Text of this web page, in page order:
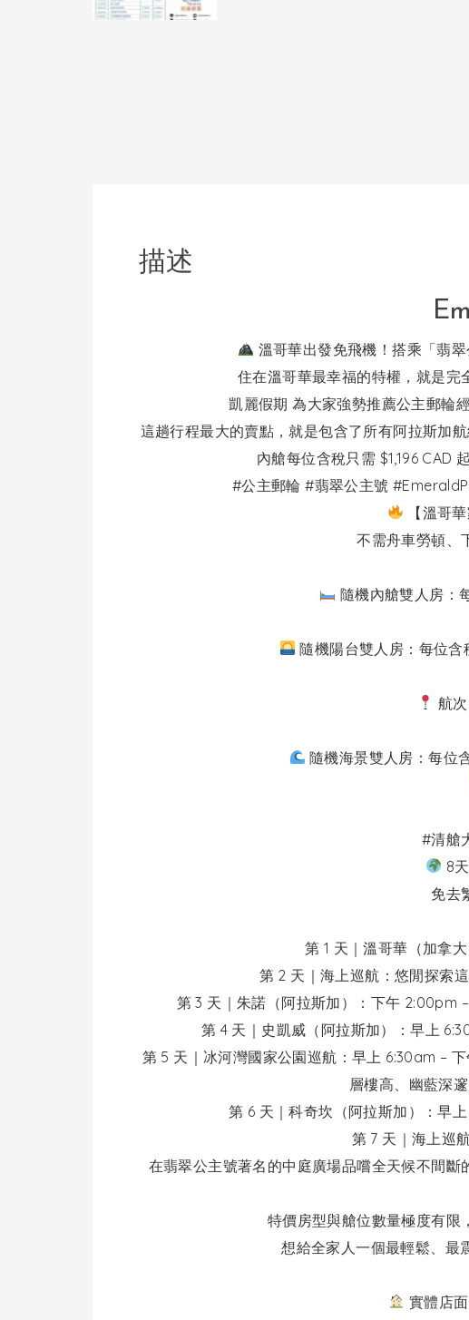
描述
溫哥華出發免飛機！搭乘「翡
住在溫哥華最幸福的特權，就是完
凱麗假期 為大家強勢推薦公主郵輪
這趟行程最大的賣點，就是包含了所有阿拉斯加
內艙每位含稅只需 $1,196 CAD
#公主郵輪 #翡翠公主號
【溫哥
不需舟車勞頓、
隨機內艙雙人房：
隨機陽台雙人房：每位含
航
隨機海景雙人房：每位
#清艙
8
免去
第 1 天｜溫哥華（加拿
第 2 天｜海上巡航：悠閒探索
第 3 天｜朱諾（阿拉斯加）：下午 2:00pm
第 4 天｜史凱威（阿拉斯加）：早上
第 5 天｜冰河灣國家公園巡航：早上 6:30am –
層樓高、幽藍深
第 6 天｜科奇坎（阿拉斯加）：早
第 7 天｜海上巡
在翡翠公主號著名的中庭廣場品嚐全天候不間
特價房型與艙位數量極度有限
想給全家人一個最輕鬆、最
實體店